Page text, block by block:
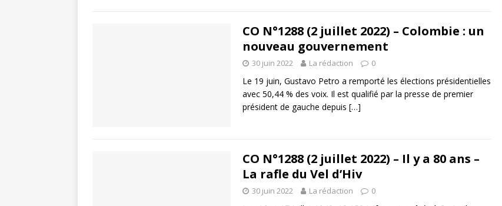
CO N°1288 (2 juillet 2022) – Colombie : un
nouveau gouvernement
30 juin 2022 La rédaction 0
Le 19 juin, Gustavo Petro a remporté les élections présidentielles
avec 50,44 % des voix. Il est qualifié par la presse de premier
président de gauche depuis […]
CO N°1288 (2 juillet 2022) – Il y a 80 ans –
La rafle du Vel d’Hiv
30 juin 2022 La rédaction 0